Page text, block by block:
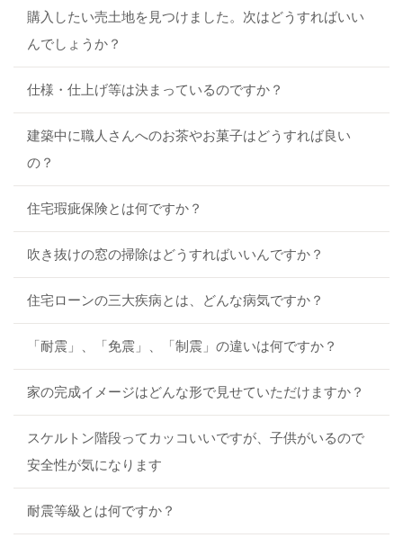
購入したい売土地を見つけました。次はどうすればいい
んでしょうか？
仕様・仕上げ等は決まっているのですか？
建築中に職人さんへのお茶やお菓子はどうすれば良い
の？
住宅瑕疵保険とは何ですか？
吹き抜けの窓の掃除はどうすればいいんですか？
住宅ローンの三大疾病とは、どんな病気ですか？
「耐震」、「免震」、「制震」の違いは何ですか？
家の完成イメージはどんな形で見せていただけますか？
スケルトン階段ってカッコいいですが、子供がいるので
安全性が気になります
耐震等級とは何ですか？